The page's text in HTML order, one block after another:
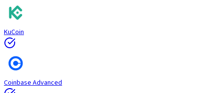
KuCoin
Coinbase Advanced